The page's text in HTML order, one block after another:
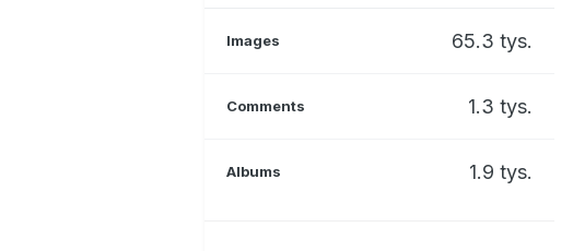
Images 65.3 tys.
Comments 1.3 tys.
Albums 1.9 tys.